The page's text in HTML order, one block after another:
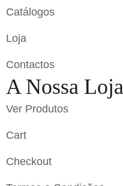
Catálogos
Loja
Contactos
A Nossa Loja
Ver Produtos
Cart
Checkout